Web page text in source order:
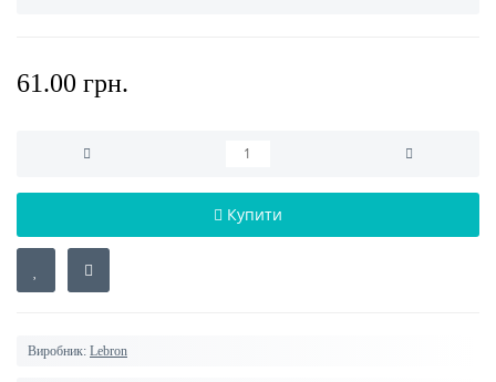
61.00 грн.
Купити
Виробник: Lebron